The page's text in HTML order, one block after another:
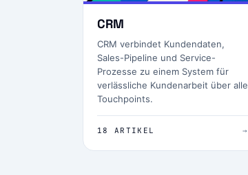
CRM
CRM verbindet Kundendaten,
Sales-Pipeline und Service-
Prozesse zu einem System für
verlässliche Kundenarbeit über alle
Touchpoints.
18 ARTIKEL →